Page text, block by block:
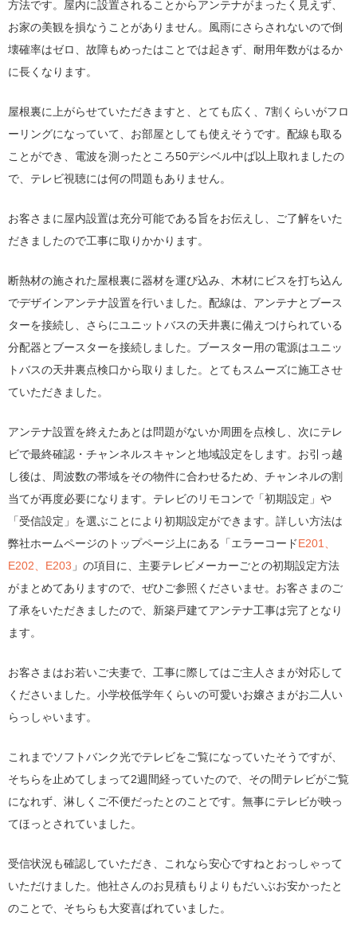
方法です。屋内に設置されることからアンテナがまったく見えず、
お家の美観を損なうことがありません。風雨にさらされないので倒
壊確率はゼロ、故障もめったはことでは起きず、耐用年数がはるか
に長くなります。
屋根裏に上がらせていただきますと、とても広く、7割くらいがフロ
ーリングになっていて、お部屋としても使えそうです。配線も取る
ことができ、電波を測ったところ50デシベル中ば以上取れましたの
で、テレビ視聴には何の問題もありません。
お客さまに屋内設置は充分可能である旨をお伝えし、ご了解をいた
だきましたので工事に取りかかります。
断熱材の施された屋根裏に器材を運び込み、木材にビスを打ち込ん
でデザインアンテナ設置を行いました。配線は、アンテナとブース
ターを接続し、さらにユニットバスの天井裏に備えつけられている
分配器とブースターを接続しました。ブースター用の電源はユニッ
トバスの天井裏点検口から取りました。
とてもスムーズに施工させ
ていただきました。
アンテナ設置を終えたあとは問題がないか周囲を点検し、次にテレ
ビで最終確認・チャンネルスキャンと地域設定をします。お引っ越
し後は、周波数の帯域をその物件に合わせるため、チャンネルの割
当てが再度必要になります。テレビのリモコンで「初期設定」や
「受信設定」を選ぶことにより初期設定ができます。詳しい方法は
弊社ホームページのトップページ上にある「エラーコードE201、
E202、E203 」の項目に、主要テレビメーカーごとの初期設定方法
がまとめてありますので、ぜひご参照くださいませ。お客さまのご
了承をいただきましたので、新築戸建てアンテナ工事は完了となり
ます。
お客さまはお若いご夫妻で、工事に際してはご主人さまが対応して
くださいました。小学校低学年くらいの可愛いお嬢さまがお二人い
らっしゃいます。
これまでソフトバンク光でテレビをご覧になっていたそうですが、
そちらを止めてしまって2週間経っていたので、その間テレビがご覧
になれず、淋しくご不便だったとのことです。無事にテレビが映っ
てほっとされていました。
受信状況も確認していただき、これなら安心ですねとおっしゃって
いただけました。他社さんのお見積もりよりもだいぶお安かったと
のことで、そちらも大変喜ばれていました。